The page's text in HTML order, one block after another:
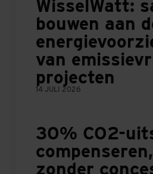
WisselWatt:
bouwen aan
van
projecten
14 JULI 2026
30% CO2-
compenseren,
zonder